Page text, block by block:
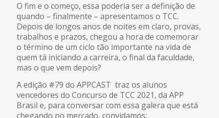
LINK
INCORPORAR
O fim e o começo, essa poderia ser a definição de
quando – finalmente – apresentamos o TCC.
Depois de longos anos de noites em claro, provas,
trabalhos e prazos, chegou a hora de comemorar
o término de um ciclo tão importante na vida de
quem tá iniciando a carreira, o final da faculdade,
mas o que vem depois?
A edição #79 do APPCAST traz os alunos
vencedores do Concurso de TCC 2021, da APP
Brasil e, para conversar com essa galera que está
chegando no mercado, convidamos: